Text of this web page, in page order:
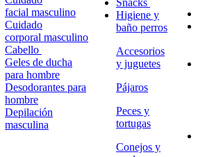
facial masculino
Cuidado
corporal masculino
Cabello
Geles de ducha
para hombre
Desodorantes para
hombre
Depilación
masculina
Snacks
Higiene y
baño perros
Accesorios
y juguetes
Pájaros
Peces y
tortugas
Conejos y